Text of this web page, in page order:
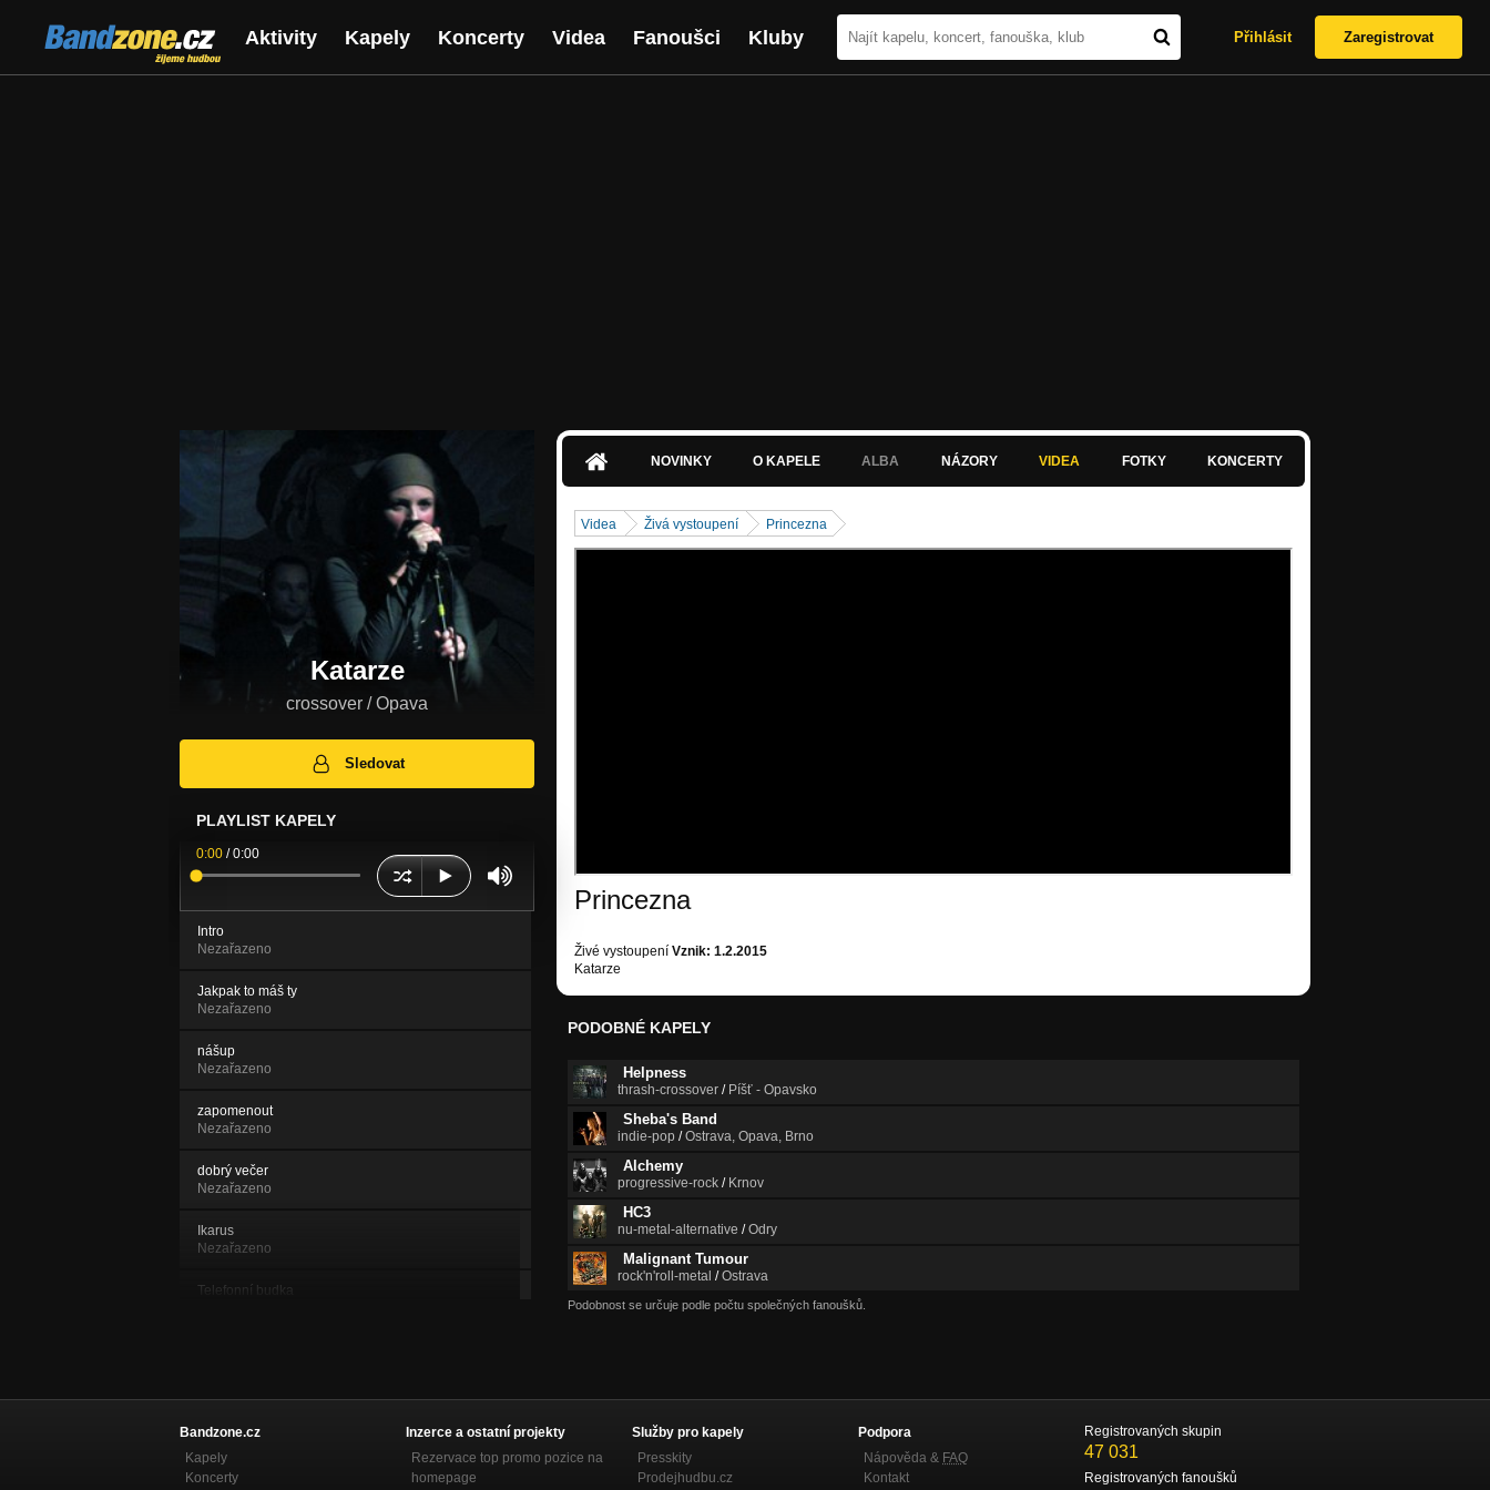
Bandzone.cz
žijeme hudbou
Aktivity Kapely Koncerty Videa Fanoušci Kluby Přihlásit Zaregistrovat
Katarze
crossover / Opava
Sledovat
PLAYLIST KAPELY
0:00 /0:00
Intro
Nezařazeno
Jakpak to máš ty
Nezařazeno
nášup
Nezařazeno
zapomenout
Nezařazeno
dobrý večer
Nezařazeno
Ikarus
Nezařazeno
Telefonní budka
Nezařazeno
NOVINKY O KAPELE ALBA NÁZORY VIDEA FOTKY KONCERTY
Videa Živá vystoupení Princezna
Princezna
Živé vystoupení Vznik: 1.2.2015
Katarze
PODOBNÉ KAPELY
Helpness
thrash-crossover / Píšť - Opavsko
Sheba's Band
indie-pop /Ostrava, Opava, Brno
Alchemy
progressive-rock / Krnov
HC3
nu-metal-alternative /Odry
Malignant Tumour
rock'n'roll-metal /Ostrava
Podobnost se určuje podle počtu společných fanoušků.
Bandzone.cz
Kapely
Koncerty
Inzerce a ostatní projekty
Rezervace top promo pozice na
homepage
Služby pro kapely
Presskity
Prodejhudbu.cz
Podpora
Nápověda & FAQ
Kontakt
Registrovaných skupin
47 031
Registrovaných fanoušků